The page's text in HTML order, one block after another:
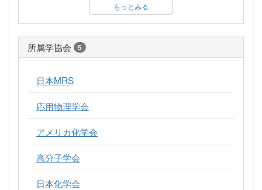
もっとみる
所属学協会 5
日本MRS
応用物理学会
アメリカ化学会
高分子学会
日本化学会